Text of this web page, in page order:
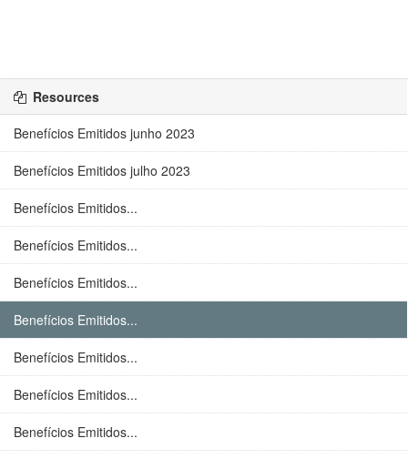
Resources
Benefícios Emitidos junho 2023
Benefícios Emitidos julho 2023
Benefícios Emitidos...
Benefícios Emitidos...
Benefícios Emitidos...
Benefícios Emitidos...
Benefícios Emitidos...
Benefícios Emitidos...
Benefícios Emitidos...